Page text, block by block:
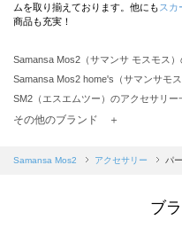
ムを取り揃えております。他にも スカ
商品も充実！
Samansa Mos2（サマンサ モスモス
Samansa Mos2 home's（サマンサモ
SM2（エスエムツー）のアクセサリー
TSUHARU by Samansa Mos2（ツハ
Samansa Mos2 blue（サマンサモスモ
sō4ū（ソウフォーユー）のアクセサリ
その他のブランド ＋
Samansa Mos2 アクセサリー パ
ブ